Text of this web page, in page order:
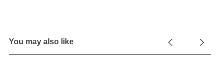
You may also like